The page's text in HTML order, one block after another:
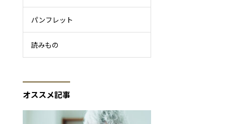
パンフレット
読みもの
オススメ記事